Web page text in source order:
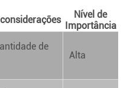
Nível de
Importância
de
Alta